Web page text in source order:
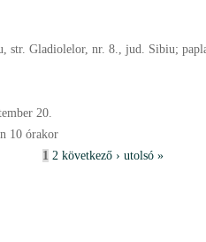
str. Gladiolelor, nr. 8., jud. Sibiu;
20.
10 órakor
1 2 következő › utolsó »